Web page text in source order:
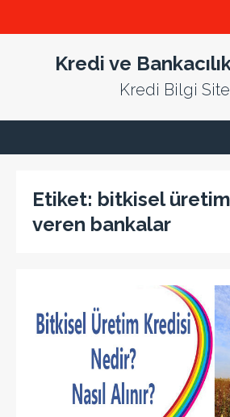
Kredi ve
Kredi Bilgi
Etiket: bitkisel
veren bankalar